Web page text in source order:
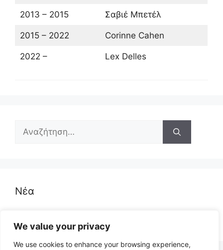
We value your privacy
We use cookies to enhance your browsing experience,
2013 – 2015 Σαβιέ Μπετέλ
2015 – 2022 Corinne Cahen
2022 – Lex Delles
Αναζήτηση
Νέα